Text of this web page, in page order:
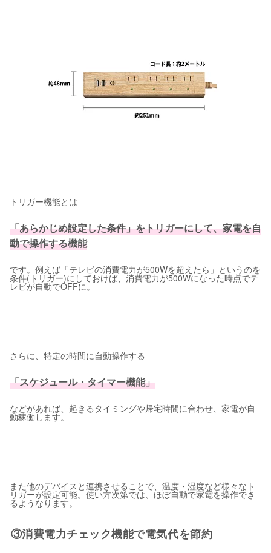
トリガー機能とは
「あらかじめ設定した条件」をトリガーにして、家電を自
動で操作する機能
です。例えば「テレビの消費電力が500Wを超えたら」というのを
条件(トリガー)にしておけば、消費電力が500Wになった時点でテ
レビが自動でOFFに。
さらに、特定の時間に自動操作する
「スケジュール・タイマー機能」
などがあれば、起きるタイミングや帰宅時間に合わせ、家電が自
動稼働します。
また他のデバイスと連携させることで、温度・湿度など様々なト
リガーが設定可能。使い方次第では、ほぼ自動で家電を操作でき
るようなります。
③消費電力チェック機能で電気代を節約